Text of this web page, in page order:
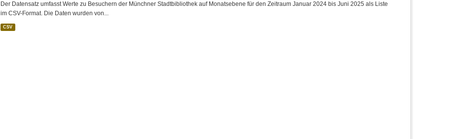
Der Datensatz umfasst Werte zu Besuchern der Münchner Stadtbibliothek auf Monatsebene für den Zeitraum Januar 2024 bis Juni 2025 als Liste
im CSV-Format. Die Daten wurden von...
CSV